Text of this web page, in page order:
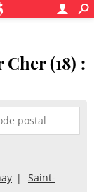
(18) :
Saint-